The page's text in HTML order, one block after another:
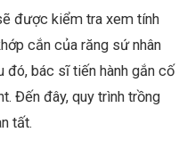
được kiểm tra xem tính
cắn của răng sứ nhân
đó, bác sĩ tiến hành gắn cố
Đến đây, quy trình trồng
tất.